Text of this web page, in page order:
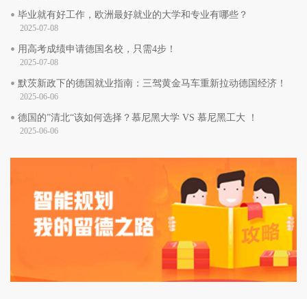
• 毕业就有好工作，欧洲最好就业的大学和专业有哪些？
2025-07-08
• 用高考成绩申请德国名校，只需4步！
2025-07-08
• 默茨新政下的德国就业指南：三驾黄金马车重新拉动德国经济！
2025-06-06
• 德国的”清北“该如何选择？慕尼黑大学 VS 慕尼黑工大 ！
2025-06-06